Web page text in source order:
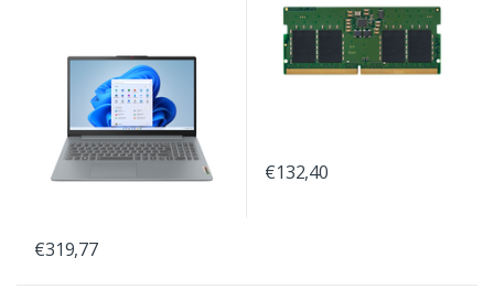
€319,77
€132,40